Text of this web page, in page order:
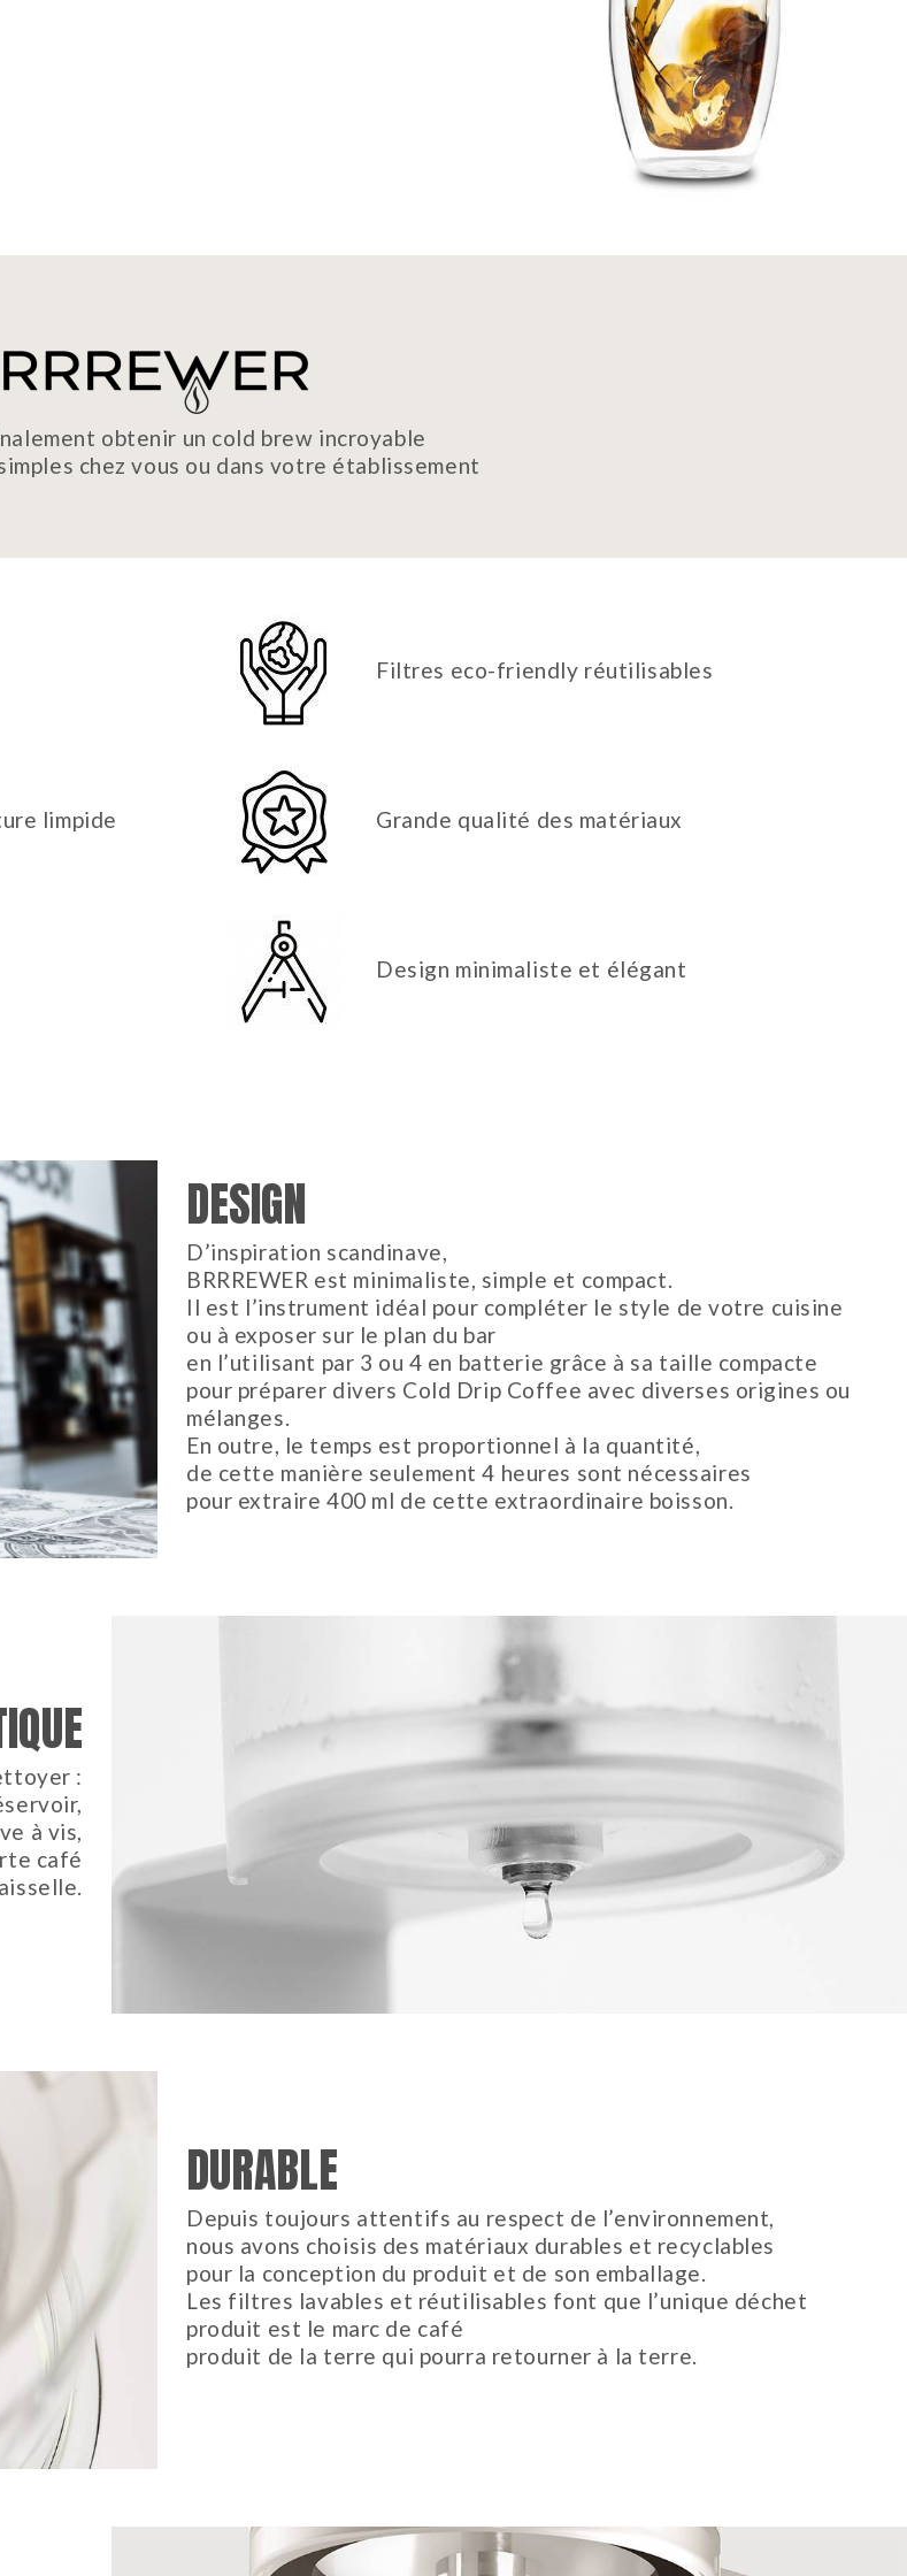
obtenir un cold brew incroyable
chez vous ou dans votre établissement
Filtres eco-friendly réutilisables
limpide Grande qualité des matériaux
Design minimaliste et élégant
DESIGN
D’inspiration scandinave,
BRRREWER est minimaliste, simple et compact.
Il est l’instrument idéal pour compléter le style de votre cuisine
ou à exposer sur le plan du bar
en l’utilisant par 3 ou 4 en batterie grâce à sa taille compacte
pour préparer divers Cold Drip Coffee avec diverses origines ou
mélanges.
En outre, le temps est proportionnel à la quantité,
de cette manière seulement 4 heures sont nécessaires
pour extraire 400 ml de cette extraordinaire boisson.
:
à vis,
café
DURABLE
Depuis toujours attentifs au respect de l’environnement,
nous avons choisis des matériaux durables et recyclables
pour la conception du produit et de son emballage.
Les filtres lavables et réutilisables font que l’unique déchet
produit est le marc de café
produit de la terre qui pourra retourner à la terre.